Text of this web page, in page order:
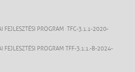
FEJLESZTÉSI PROGRAM TFC-3.1.1-2020-
FEJLESZTÉSI PROGRAM TFF-3.1.1.-B-2024-